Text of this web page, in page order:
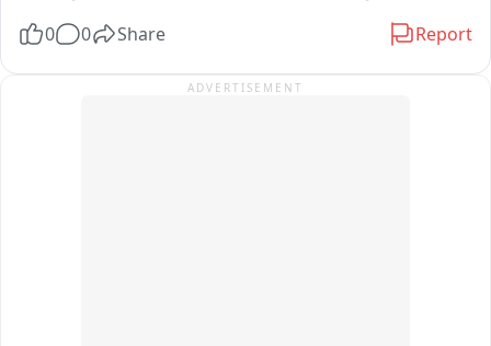
था आपत्तिजनक सामग्री,
जालौन के उरई में साइबर क्राइम थाना पुलिस ने की आरोपी की गिरफ्तारी।
अकेला सवार था। सूचना पर पहुंची पुलिस ने वाहन को हटवाकर यातायात
0 0 Share Report
ADVERTISEMENT